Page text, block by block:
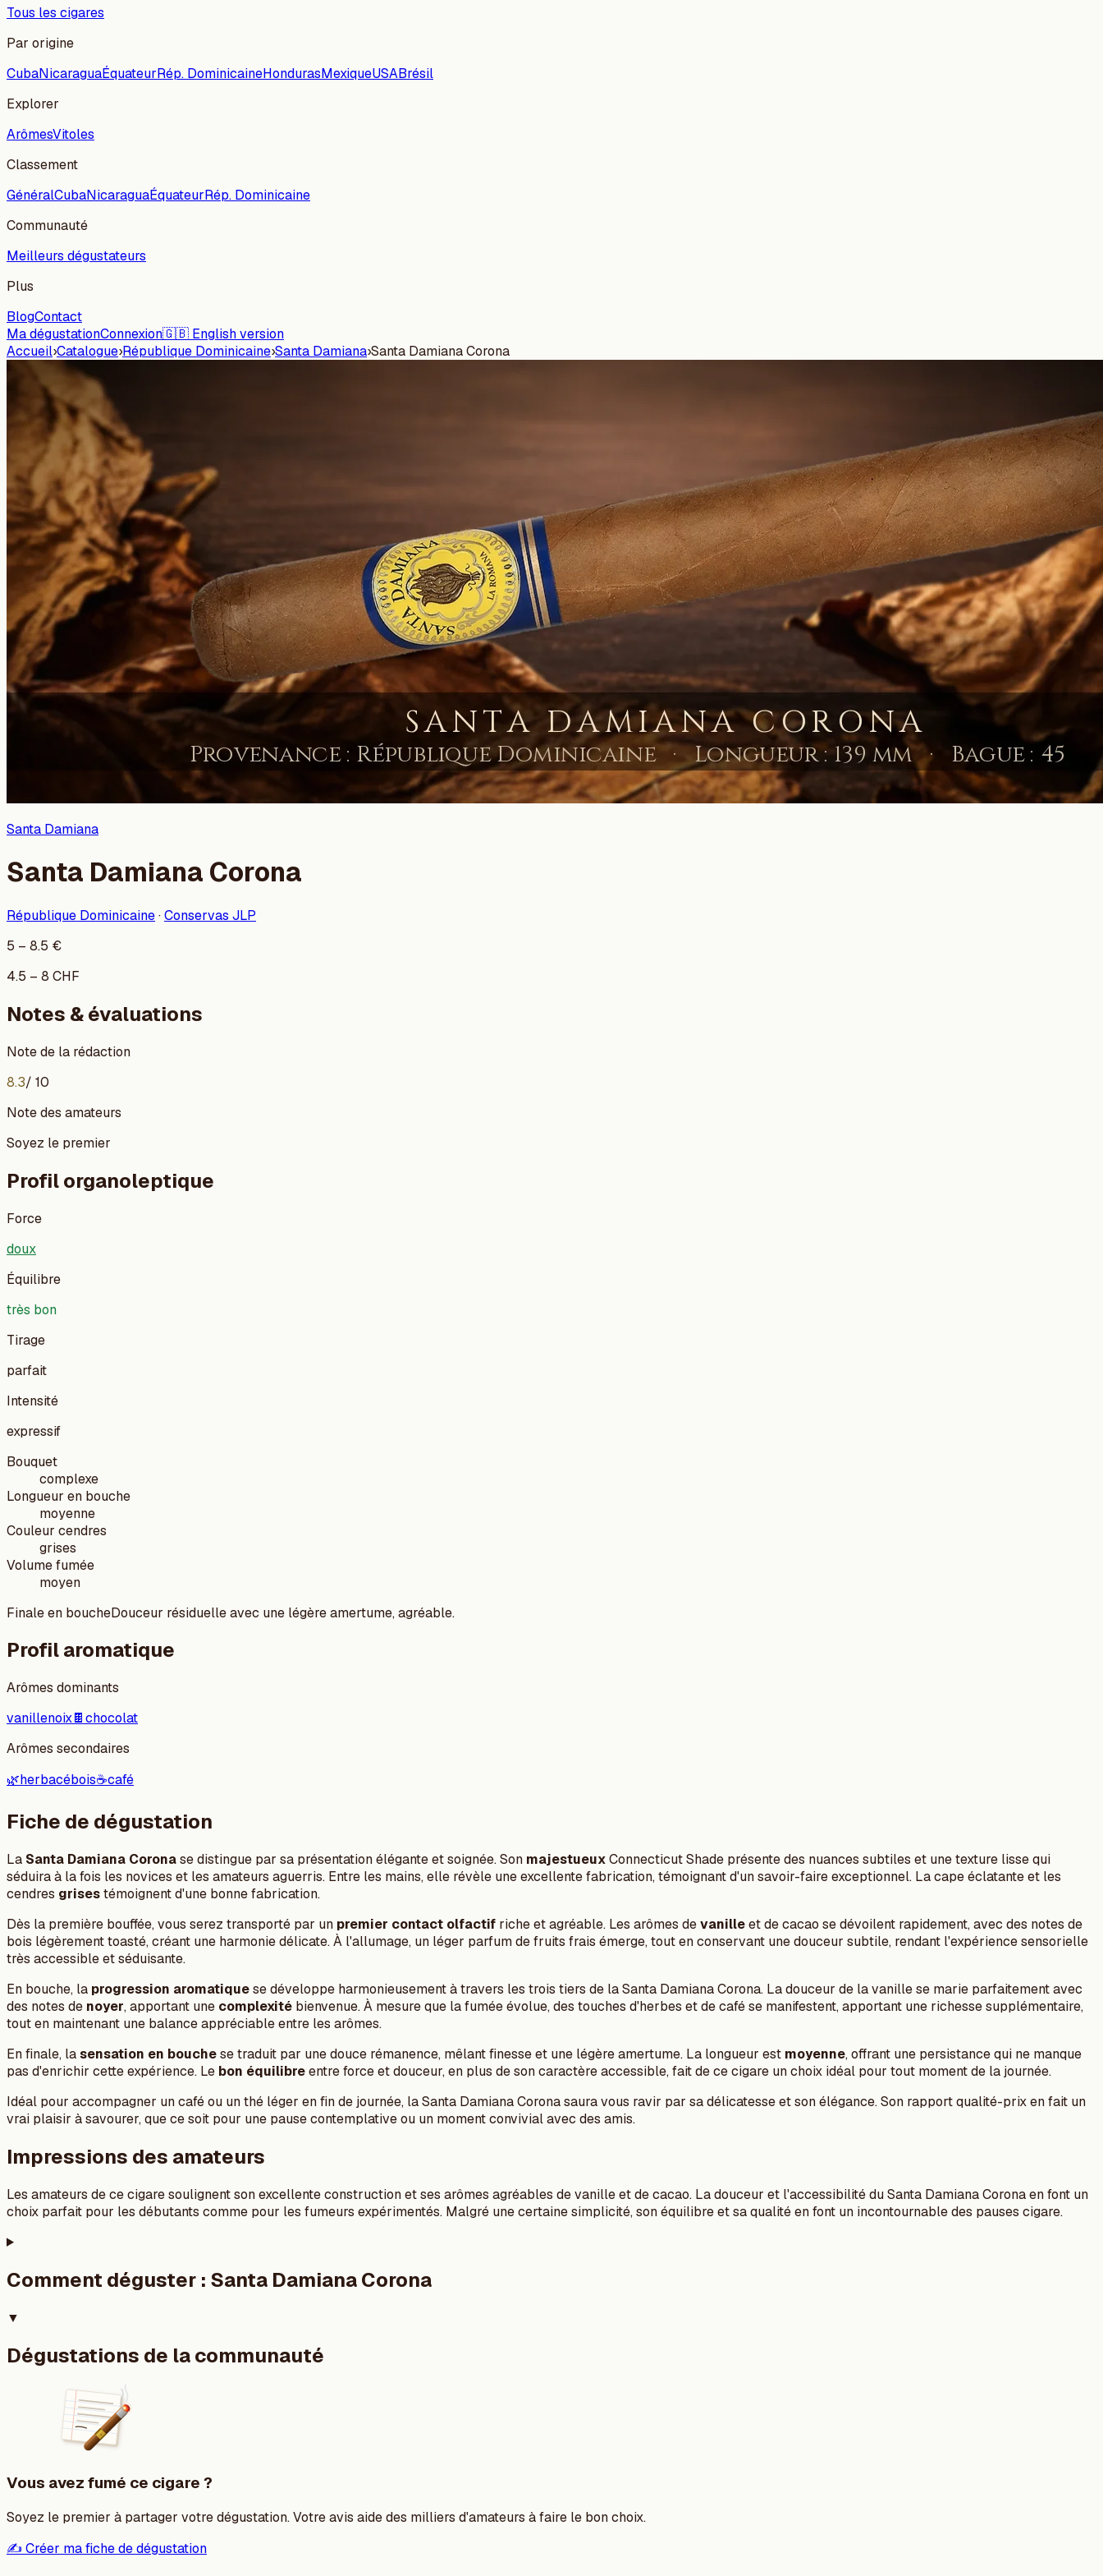
Tous les cigares
Par origine
CubaNicaraguaÉquateurRép. DominicaineHondurasMexiqueUSABrésil
Explorer
ArômesVitoles
Classement
GénéralCubaNicaraguaÉquateurRép. Dominicaine
Communauté
Meilleurs dégustateurs
Plus
BlogContact
Ma dégustationConnexion🇬🇧 English version
Accueil›Catalogue›République Dominicaine›Santa Damiana›Santa Damiana Corona
Santa Damiana
Santa Damiana Corona
République Dominicaine·Conservas JLP
5 – 8.5 €
4.5 – 8 CHF
Notes & évaluations
Note de la rédaction
8.3/ 10
Note des amateurs
Soyez le premier
Profil organoleptique
Force
doux
Équilibre
très bon
Tirage
parfait
Intensité
expressif
Bouquet
complexe
Longueur en bouche
moyenne
Couleur cendres
grises
Volume fumée
moyen
Finale en boucheDouceur résiduelle avec une légère amertume, agréable.
Profil aromatique
Arômes dominants
vanillenoix🍫chocolat
Arômes secondaires
🌿herbacébois☕café
Fiche de dégustation
La Santa Damiana Coronase distingue par sa présentation élégante et soignée. Son majestueuxConnecticut Shade présente des nuances subtiles et une texture lisse qui
séduira à la fois les novices et les amateurs aguerris. Entre les mains, elle révèle une excellente fabrication, témoignant d'un savoir-faire exceptionnel. La cape éclatante et les
cendres grisestémoignent d'une bonne fabrication.
Dès la première bouffée, vous serez transporté par un premier contact olfactif riche et agréable. Les arômes devanilleet de cacao se dévoilent rapidement, avec des notes de
bois légèrement toasté, créant une harmonie délicate. À l'allumage, un léger parfum de fruits frais émerge, tout en conservant une douceur subtile, rendant l'expérience sensorielle
très accessible et séduisante.
En bouche, la progression aromatiquese développe harmonieusement à travers les trois tiers de la Santa Damiana Corona. La douceur de la vanille se marie parfaitement avec
des notes de noyer, apportant une complexité bienvenue. À mesure que la fumée évolue, des touches d'herbes et de café se manifestent, apportant une richesse supplémentaire,
tout en maintenant une balance appréciable entre les arômes.
En finale, lasensation en bouchese traduit par une douce rémanence, mêlant finesse et une légère amertume. La longueur est moyenne, offrant une persistance qui ne manque
pas d'enrichir cette expérience. Le bon équilibreentre force et douceur, en plus de son caractère accessible, fait de ce cigare un choix idéal pour tout moment de la journée.
Idéal pour accompagner un café ou un thé léger en fin de journée, la Santa Damiana Corona saura vous ravir par sa délicatesse et son élégance. Son rapport qualité-prix en fait un
vrai plaisir à savourer, que ce soit pour une pause contemplative ou un moment convivial avec des amis.
Impressions des amateurs
Les amateurs de ce cigare soulignent son excellente construction et ses arômes agréables de vanille et de cacao. La douceur et l'accessibilité du Santa Damiana Corona en font un
choix parfait pour les débutants comme pour les fumeurs expérimentés. Malgré une certaine simplicité, son équilibre et sa qualité en font un incontournable des pauses cigare.
Comment déguster : Santa Damiana Corona
▼
Dégustations de la communauté
Vous avez fumé ce cigare ?
Soyez le premier à partager votre dégustation. Votre avis aide des milliers d'amateurs à faire le bon choix.
✍️ Créer ma fiche de dégustation